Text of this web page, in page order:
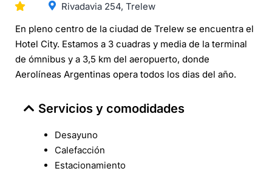
Rivadavia 254, Trelew
En pleno centro de la ciudad de Trelew se encuentra el
Hotel City. Estamos a 3 cuadras y media de la terminal
de ómnibus y a 3,5 km del aeropuerto, donde
Aerolíneas Argentinas opera todos los dias del año.
Servicios y comodidades
Desayuno
Calefacción
Estacionamiento